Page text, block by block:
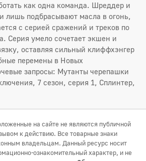
как одна команда. Шреддер и
лишь подбрасывают масла в огонь,
с серией сражений и треков по
Серия умело сочетает экшен и
оставляя сильный клиффхэнгер
перемены в Новых
запросы: Мутанты черепашки
7 сезон, серия 1, Сплинтер,
на сайте не являются публичной
к действию. Все товарные знаки
владельцам. Данный ресурс носит
ознакомительный характер, и не